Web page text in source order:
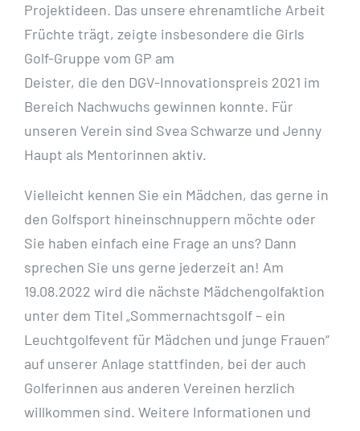
Projektideen. Das unsere ehrenamtliche Arbeit
Früchte trägt, zeigte insbesondere die Girls
Golf-Gruppe vom GP am
Deister, die den DGV-Innovationspreis 2021 im
Bereich Nachwuchs gewinnen konnte. Für
unseren Verein sind Svea Schwarze und Jenny
Haupt als Mentorinnen aktiv.
Vielleicht kennen Sie ein Mädchen, das gerne in
den Golfsport hineinschnuppern möchte oder
Sie haben einfach eine Frage an uns? Dann
sprechen Sie uns gerne jederzeit an! Am
19.08.2022 wird die nächste Mädchengolfaktion
unter dem Titel „Sommernachtsgolf – ein
Leuchtgolfevent für Mädchen und junge Frauen“
auf unserer Anlage stattfinden, bei der auch
Golferinnen aus anderen Vereinen herzlich
willkommen sind. Weitere Informationen und